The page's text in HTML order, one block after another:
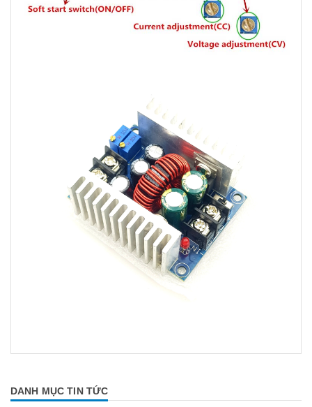
DANH MỤC TIN TỨC